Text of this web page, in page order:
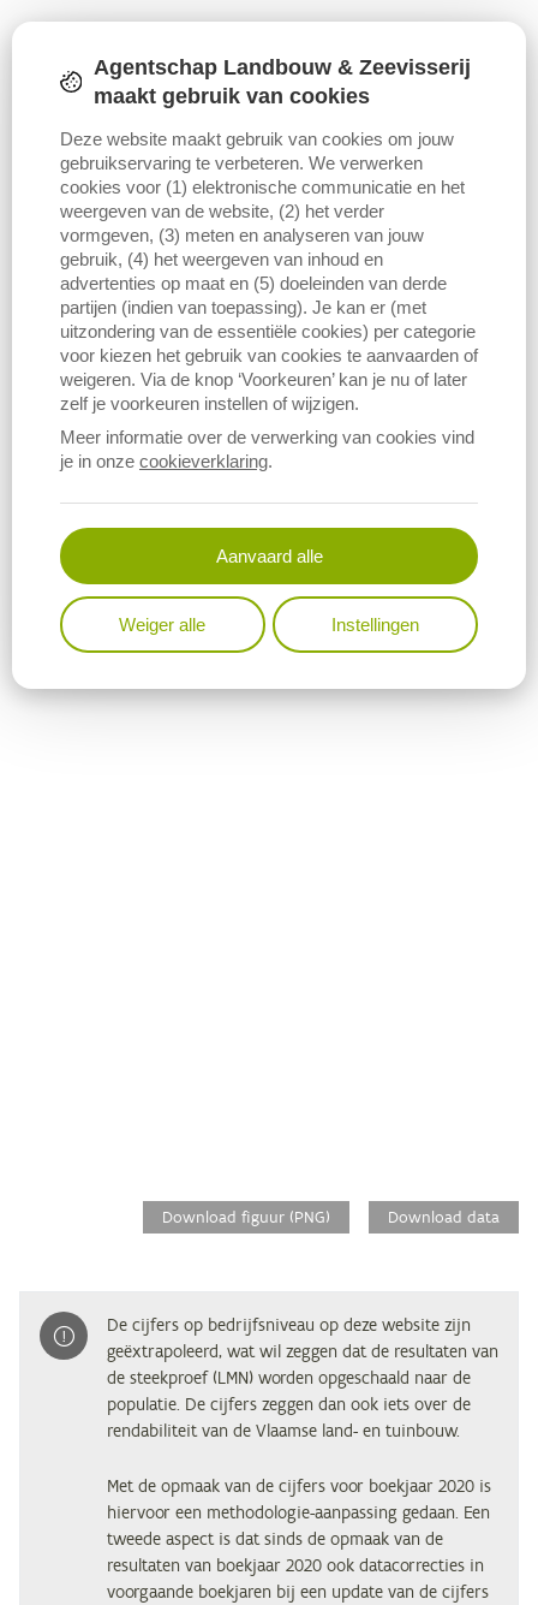
Download figuur (PNG) Download data
De cijfers op bedrijfsniveau op deze website zijn
geëxtrapoleerd, wat wil zeggen dat de resultaten van
de steekproef (LMN) worden opgeschaald naar de
populatie. De cijfers zeggen dan ook iets over de
rendabiliteit van de Vlaamse land- en tuinbouw.
Met de opmaak van de cijfers voor boekjaar 2020 is
hiervoor een methodologie-aanpassing gedaan. Een
tweede aspect is dat sinds de opmaak van de
resultaten van boekjaar 2020 ook datacorrecties in
voorgaande boekjaren bij een update van de cijfers
Agentschap Landbouw & Zeevisserij
maakt gebruik van cookies
Deze website maakt gebruik van cookies om jouw
gebruikservaring te verbeteren. We verwerken
cookies voor (1) elektronische communicatie en het
weergeven van de website, (2) het verder
vormgeven, (3) meten en analyseren van jouw
gebruik, (4) het weergeven van inhoud en
advertenties op maat en (5) doeleinden van derde
partijen (indien van toepassing). Je kan er (met
uitzondering van de essentiële cookies) per categorie
voor kiezen het gebruik van cookies te aanvaarden of
weigeren. Via de knop ‘Voorkeuren’ kan je nu of later
zelf je voorkeuren instellen of wijzigen.
Meer informatie over de verwerking van cookies vind
je in onze cookieverklaring.
Aanvaard alle
Weiger alle Instellingen